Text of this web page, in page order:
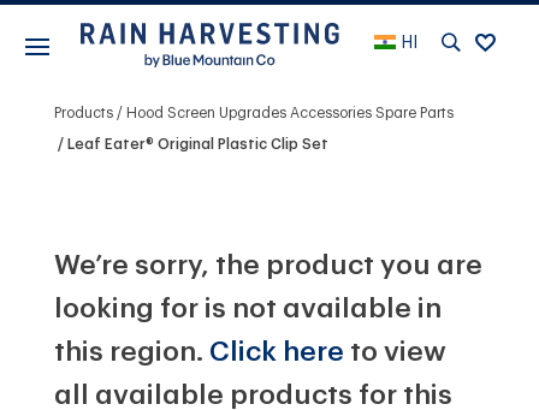
HI
Products Hood Screen Upgrades Accessories Spare Parts
Leaf Eater® Original Plastic Clip Set
We’re sorry, the product you are
looking for is not available in
this region. Click here to view
all available products for this